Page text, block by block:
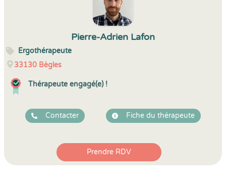
Pierre-Adrien Lafon
Ergothérapeute
33130 Bègles
Thérapeute engagé(e) !
Contacter Fiche du thérapeute
Prendre RDV